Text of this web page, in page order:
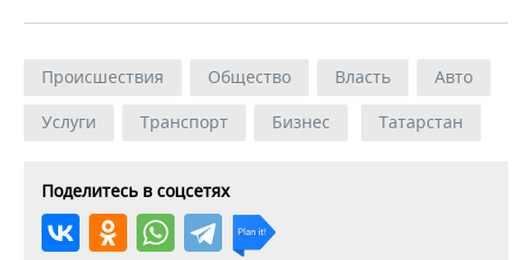
Происшествия Общество Власть
Авто
Услуги
Транспорт Бизнес Татарстан
Поделитесь в соцсетях